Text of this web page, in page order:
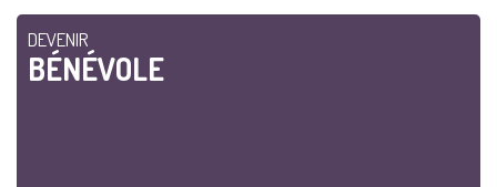
DEVENIR
BÉNÉVOLE